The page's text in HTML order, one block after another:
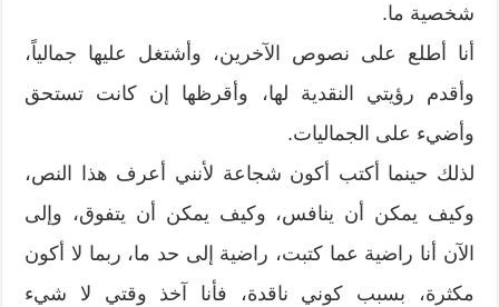
شخصية ما.
أنا أطلع على نصوص الآخرين، وأشتغل عليها جمالياً،
وأقدم رؤيتي النقدية لها، وأقرظها إن كانت تستحق
وأضيء على الجماليات.
لذلك حينما أكتب أكون شجاعة لأنني أعرف هذا النص،
وكيف يمكن أن ينافس، وكيف يمكن أن يتفوق، وإلى
الآن أنا راضية عما كتبت، راضية إلى حد ما، ربما لا أكون
مكثرة، بسبب كوني ناقدة، فأنا آخذ وقتي لا شيء